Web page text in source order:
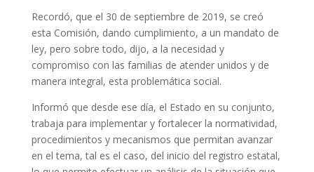
Recordó, que el 30 de septiembre de 2019, se creó
esta Comisión, dando cumplimiento, a un mandato de
ley, pero sobre todo, dijo, a la necesidad y
compromiso con las familias de atender unidos y de
manera integral, esta problemática social.
Informó que desde ese día, el Estado en su conjunto,
trabaja para implementar y fortalecer la normatividad,
procedimientos y mecanismos que permitan avanzar
en el tema, tal es el caso, del inicio del registro estatal,